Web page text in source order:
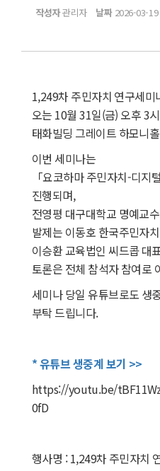
작성자관리자 날짜2026-03-19
1,249차 주민자치 연구세미
오는 10월 31일(금) 오후 3
태화빌딩 그레이트 하모니
이번 세미나는
「요코하마 주민자치-디지
진행되며,
전영평 대구대학교 명예교
발제는 이동호 한국주민자
이승환 교육법인 씨드콥 대
토론은 전체 참석자 참여로
세미나 당일 유튜브로도 생
부탁 드립니다.
* 유튜브 생중계 보기 >>
https://youtu.be/
0fD
행사명 : 1,249차 주민자치